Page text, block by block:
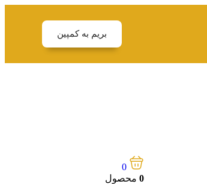
بریم به کمپین
0
0 محصول